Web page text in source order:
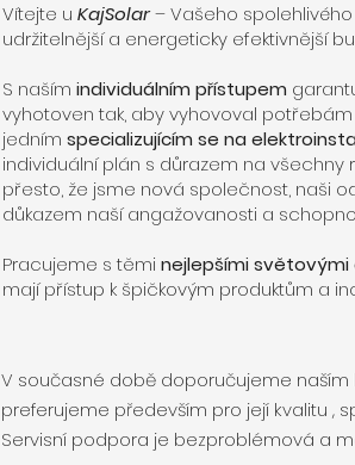
Vítejte u KajSolar– Vašeho
udržitelnější a energeticky efektivnější
S naším individuálním přístupem
vyhotoven tak, aby vyhovoval potřebám
jedním specializujícím se na
individuální plán s důrazem na
přesto, že jsme nová společnost, naši
důkazem naší angažovanosti a
Pracujeme s těmi nejlepšími
mají přístup k špičkovým produktům a
V současné době doporučujeme
preferujeme především pro její kvalitu ,
Servisní podpora je bezproblémová a